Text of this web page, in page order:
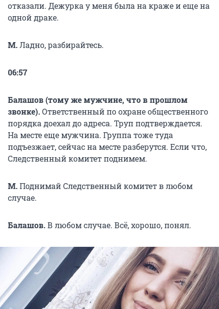
отказали. Дежурка у меня была на краже и еще на
одной драке.
М.Ладно, разбирайтесь.
06:57
Балашов (тому же мужчине, что в прошлом
звонке).Ответственный по охране общественного
порядка доехал до адреса. Труп подтверждается.
На месте еще мужчина. Группа тоже туда
подъезжает, сейчас на месте разберутся. Если что,
Следственный комитет поднимем.
М.Поднимай Следственный комитет в любом
случае.
Балашов.В любом случае. Всё, хорошо, понял.